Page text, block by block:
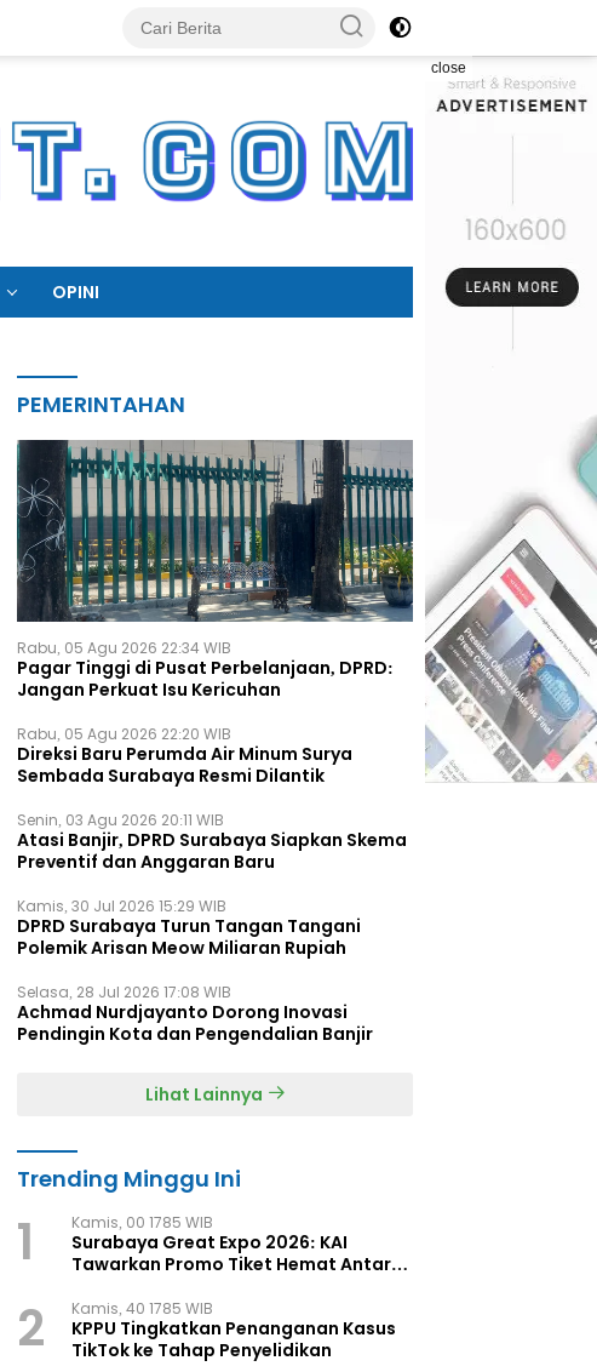
close
OPINI
PEMERINTAHAN
Rabu, 05 Agu 2026 22:34 WIB
Pagar Tinggi di Pusat Perbelanjaan, DPRD:
Jangan Perkuat Isu Kericuhan
Rabu, 05 Agu 2026 22:20 WIB
Direksi Baru Perumda Air Minum Surya
Sembada Surabaya Resmi Dilantik
Senin, 03 Agu 2026 20:11 WIB
Atasi Banjir, DPRD Surabaya Siapkan Skema
Preventif dan Anggaran Baru
Kamis, 30 Jul 2026 15:29 WIB
DPRD Surabaya Turun Tangan Tangani
Polemik Arisan Meow Miliaran Rupiah
Selasa, 28 Jul 2026 17:08 WIB
Achmad Nurdjayanto Dorong Inovasi
Pendingin Kota dan Pengendalian Banjir
Lihat Lainnya
Trending Minggu Ini
1 Kamis, 00 1785 WIB
Surabaya Great Expo 2026: KAI
Tawarkan Promo Tiket Hemat Antar
2 Kamis, 40 1785 WIB
KPPU Tingkatkan Penanganan Kasus
TikTok ke Tahap Penyelidikan